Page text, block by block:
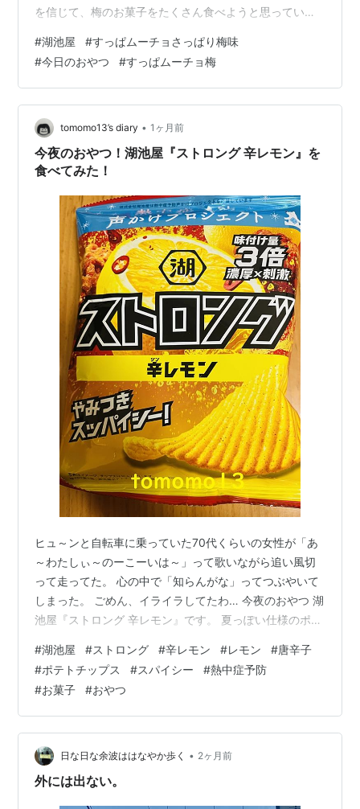
を信じて、梅のお菓子をたくさん食べようと思っていた
ると梅の香りがします。食べてみると、酸っぱい！
#湖池屋 #すっぱムーチョさっぱり梅味
#今日のおやつ #すっぱムーチョ梅
tomomo13’s diary • 1ヶ月前
今夜のおやつ！湖池屋『ストロング 辛レモン』を
食べてみた！
ヒュ～ンと自転車に乗っていた70代くらいの女性が「あ
～わたしぃ～のーこーいは～」って歌いながら追い風切
って走ってた。 心の中で「知らんがな」ってつぶやいて
しまった。 ごめん、イライラしてたわ… 今夜のおやつ 湖
池屋『ストロング 辛レモン』です。 夏っぽい仕様のポテ
る死亡者をゼロにしようとする【熱中症予防声かけプロ
ジェクト】が目立つ位置に記載されている。 油断は禁物
ですね、気を付けましょう。 『ストロング 辛レモン』は
爽快感あふれるレモンと唐辛子のピリッとした辛さ。 チ
キンの旨みでやみつきになる味わいになること間違いな
し。 税込み180円。…
#湖池屋 #ストロング #辛レモン #レモン #唐辛子
#ポテトチップス #スパイシー #熱中症予防
#お菓子 #おやつ
日な日な余波ははなやか歩く • 2ヶ月前
外には出ない。